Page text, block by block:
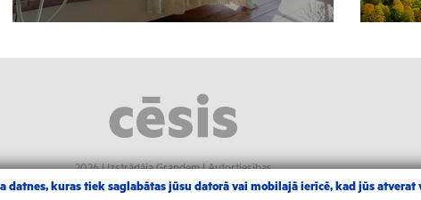
2026 |Izstrādāja Grandem|Autortiesības
kuras tiek saglabātas jūsu datorā vai mobilajā ierīcē, kad jūs atverat